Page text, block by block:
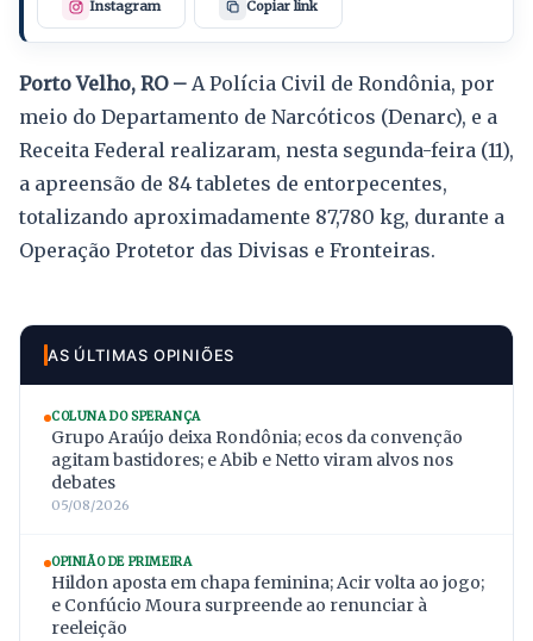
Instagram Copiar link
Porto Velho, RO – A Polícia Civil de Rondônia, por
meio do Departamento de Narcóticos (Denarc), e a
Receita Federal realizaram, nesta segunda-feira (11),
a apreensão de 84 tabletes de entorpecentes,
totalizando aproximadamente 87,780 kg, durante a
Operação Protetor das Divisas e Fronteiras.
AS ÚLTIMAS OPINIÕES
COLUNA DO SPERANÇA
Grupo Araújo deixa Rondônia; ecos da convenção
agitam bastidores; e Abib e Netto viram alvos nos
debates
05/08/2026
OPINIÃO DE PRIMEIRA
Hildon aposta em chapa feminina; Acir volta ao jogo;
e Confúcio Moura surpreende ao renunciar à
reeleição